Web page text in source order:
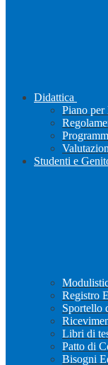
Didattica
Piano per
Studenti e
Registro
Sportello
Libri di
Patto di
Bisogni